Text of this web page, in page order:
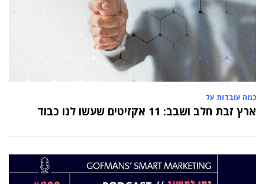
כמה עובדות על
ארץ זבת חלב ושבב: 11 אקזיטים שעשו לנו כבוד